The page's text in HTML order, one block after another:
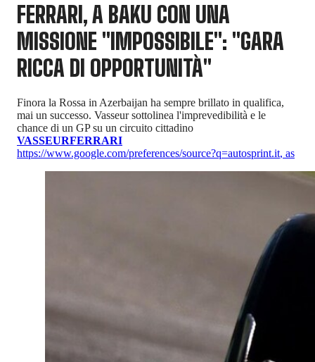
FERRARI, A BAKU CON UNA
MISSIONE "IMPOSSIBILE": "GARA
RICCA DI OPPORTUNITÀ"
Finora la Rossa in Azerbaijan ha sempre brillato in qualifica,
mai un successo. Vasseur sottolinea l'imprevedibilità e le
chance di un GP su un circuito cittadino
VASSEURFERRARI
https://www.google.com/preferences/source?q=autosprint.it, as